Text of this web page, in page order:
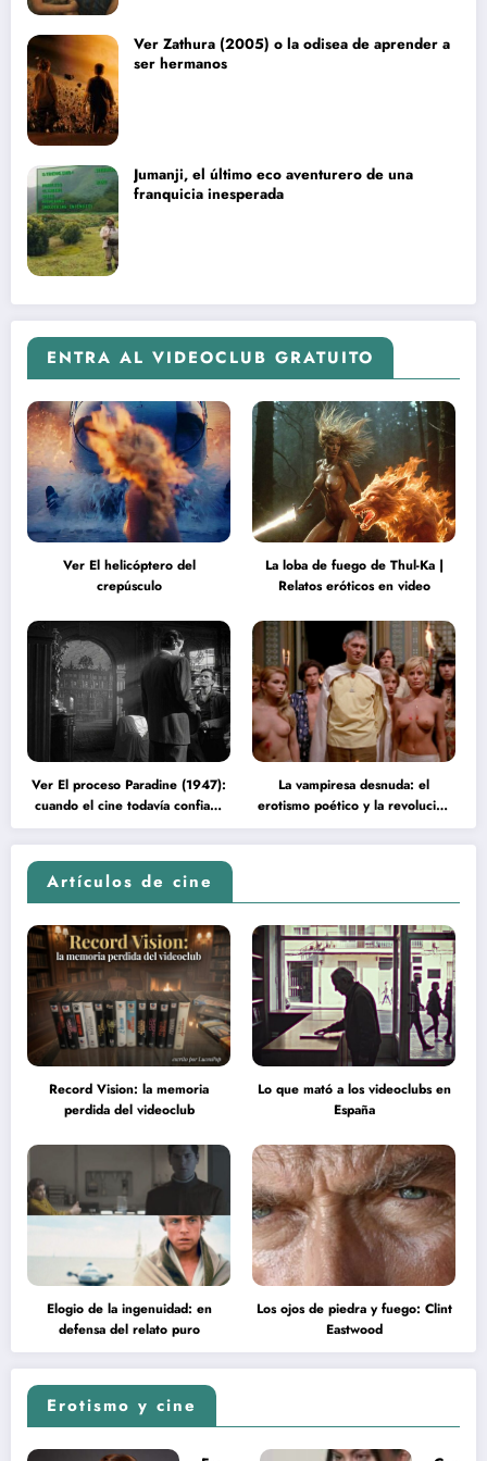
Ver Zathura (2005) o la odisea de aprender a
ser hermanos
Jumanji, el último eco aventurero de una
franquicia inesperada
ENTRA AL VIDEOCLUB GRATUITO
Ver El helicóptero del
crepúsculo
La loba de fuego de Thul-Ka |
Relatos eróticos en video
Ver El proceso Paradine (1947):
cuando el cine todavía confiaba
en la inteligencia del espectador
La vampiresa desnuda: el
erotismo poético y la revolución
psicodélica de Jean Rollin
Artículos de cine
Record Vision: la memoria
perdida del videoclub
Lo que mató a los videoclubs en
España
Elogio de la ingenuidad: en
defensa del relato puro
Los ojos de piedra y fuego: Clint
Eastwood
Erotismo y cine